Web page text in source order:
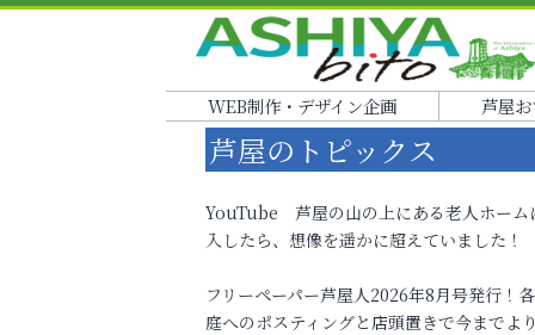
WEB制作・デザイン企画 芦屋
芦屋のトピックス
YouTube 芦屋の山の上にある老人ホーム
入したら、想像を遥かに超えていました！
フリーペーパー芦屋人2026年8月号発行！
庭へのポスティングと店頭置きで今までよ